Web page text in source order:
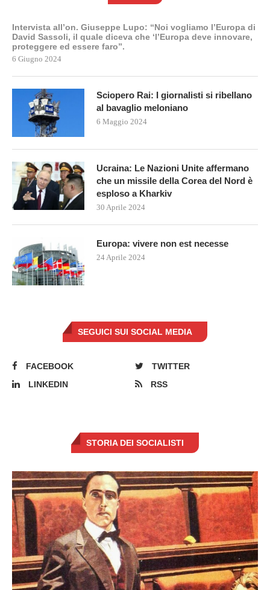
Intervista all’on. Giuseppe Lupo: “Noi vogliamo l’Europa di
David Sassoli, il quale diceva che ‘l’Europa deve innovare,
proteggere ed essere faro”.
6 Giugno 2024
Sciopero Rai: I giornalisti si ribellano
al bavaglio meloniano
6 Maggio 2024
Ucraina: Le Nazioni Unite affermano
che un missile della Corea del Nord è
esploso a Kharkiv
30 Aprile 2024
Europa: vivere non est necesse
24 Aprile 2024
SEGUICI SUI SOCIAL MEDIA
FACEBOOK
TWITTER
LINKEDIN
RSS
STORIA DEI SOCIALISTI